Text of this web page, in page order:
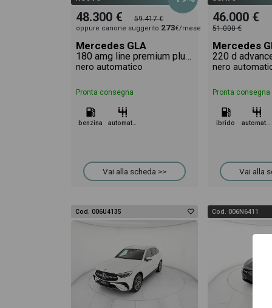
48.300 € 59.417 €
oppure canone suggerito 273€/mese
Mercedes GLA
180 amg line premium plus auto
nero automatico
Pronta consegna
benzina automatico
Vai alla scheda >>
46.000 €
51.000 €
Mercedes
nero
Pronta consegna
ibrido automatico
Vai alla
Cod. 006U4135 Cod. 006N6411